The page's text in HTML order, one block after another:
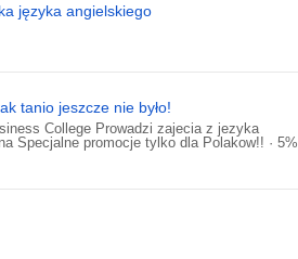
języka angielskiego
tanio jeszcze nie było!
College Prowadzi zajecia z jezyka
Specjalne promocje tylko dla Polakow!! · 5%